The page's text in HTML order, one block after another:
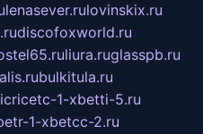
lenasever.rulovinskix.ru
discofoxworld.ru
liura.ruglasspb.ru
bulkitula.ru
1-xbetti-5.ru
1-xbetcc-2.ru